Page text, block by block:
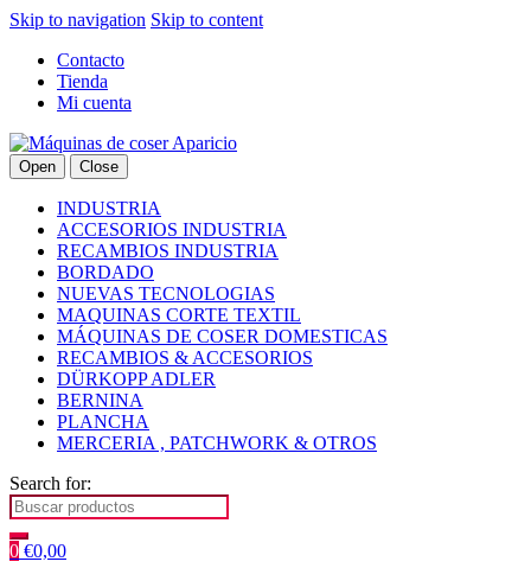
Skip to navigation Skip to content
Contacto
Tienda
Mi cuenta
Open Close
INDUSTRIA
ACCESORIOS INDUSTRIA
RECAMBIOS INDUSTRIA
BORDADO
NUEVAS TECNOLOGIAS
MAQUINAS CORTE TEXTIL
MÁQUINAS DE COSER DOMESTICAS
RECAMBIOS & ACCESORIOS
DÜRKOPP ADLER
BERNINA
PLANCHA
MERCERIA , PATCHWORK & OTROS
Search for:
0 €0,00